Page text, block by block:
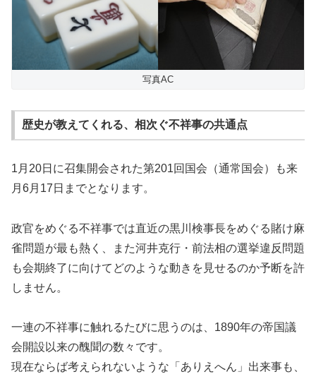
写真AC
歴史が教えてくれる、相次ぐ不祥事の共通点
1月20日に召集開会された第201回国会（通常国会）も来
月6月17日までとなります。
政官をめぐる不祥事では直近の黒川検事長をめぐる賭け麻
雀問題が最も熱く、また河井克行・前法相の選挙違反問題
も会期終了に向けてどのような動きを見せるのか予断を許
しません。
一連の不祥事に触れるたびに思うのは、1890年の帝国議
会開設以来の醜聞の数々です。
現在ならば考えられないような「ありえへん」出来事も、